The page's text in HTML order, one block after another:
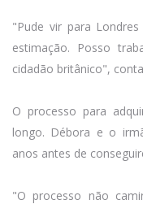
"Pude vir para
estimação. Posso
cidadão britânico",
O processo para
longo. Débora e o
anos antes de
"O processo não